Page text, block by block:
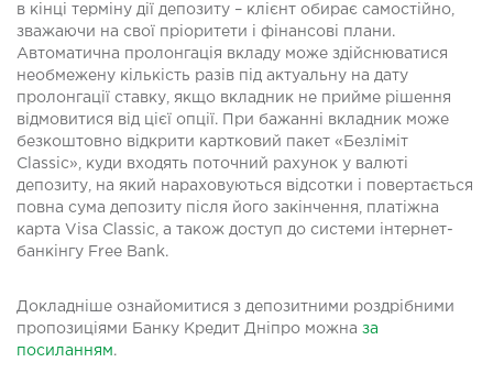
в кінці терміну дії депозиту – клієнт обирає самостійно,
зважаючи на свої пріоритети і фінансові плани.
Автоматична пролонгація вкладу може здійснюватися
необмежену кількість разів під актуальну на дату
пролонгації ставку, якщо вкладник не прийме рішення
відмовитися від цієї опції. При бажанні вкладник може
безкоштовно відкрити картковий пакет «Безліміт
Classic», куди входять поточний рахунок у валюті
депозиту, на який нараховуються відсотки і повертається
повна сума депозиту після його закінчення, платіжна
карта Visa Classic, а також доступ до системи інтернет-
банкінгу Free Bank.
Докладніше ознайомитися з депозитними роздрібними
пропозиціями Банку Кредит Дніпро можна за
посиланням.